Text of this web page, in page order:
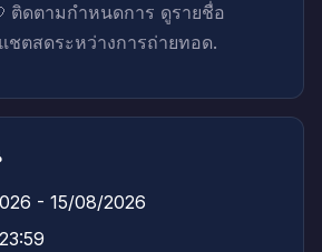
ติดตามกำหนดการ ดูรายชื่อ
ชตสดระหว่างการถ่ายทอด.
- 15/08/2026